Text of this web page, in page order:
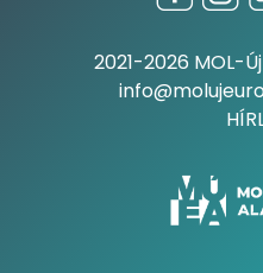
2021-2026 MOL-